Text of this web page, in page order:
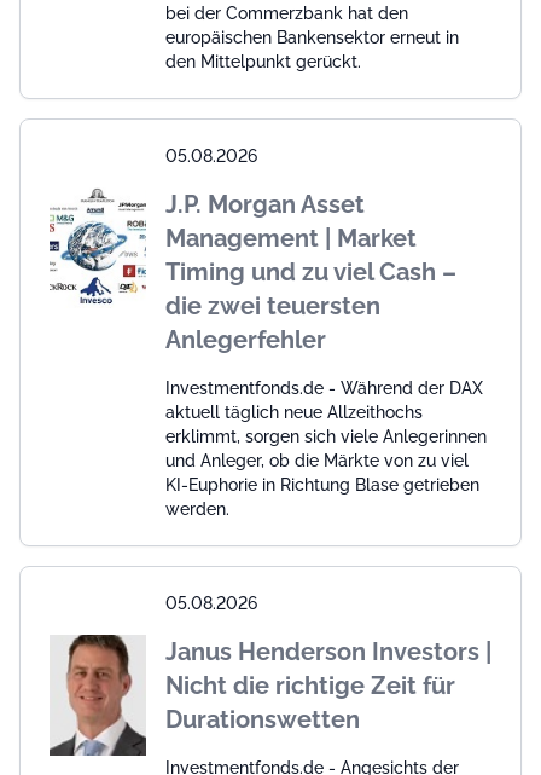
bei der Commerzbank hat den
europäischen Bankensektor erneut in
den Mittelpunkt gerückt.
05.08.2026
J.P. Morgan Asset
Management | Market
Timing und zu viel Cash –
die zwei teuersten
Anlegerfehler
Investmentfonds.de - Während der DAX
aktuell täglich neue Allzeithochs
erklimmt, sorgen sich viele Anlegerinnen
und Anleger, ob die Märkte von zu viel
KI-Euphorie in Richtung Blase getrieben
werden.
05.08.2026
Janus Henderson Investors |
Nicht die richtige Zeit für
Durationswetten
Investmentfonds.de - Angesichts der